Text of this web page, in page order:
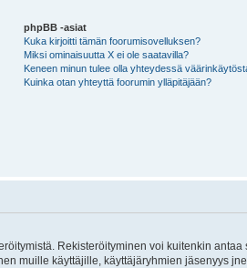
phpBB -asiat
Kuka kirjoitti tämän foorumisovelluksen?
Miksi ominaisuutta X ei ole saatavilla?
Keneen minun tulee olla yhteydessä
Kuinka otan yhteyttä foorumin ylläpitäjään?
Rekisteröityminen voi kuitenkin
muille käyttäjille, käyttäjäryhmien jäsenyys